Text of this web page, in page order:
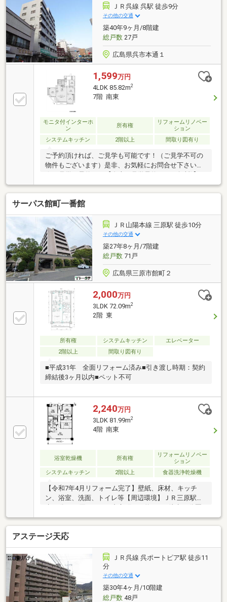
ル装備ゆったり足を伸ばしやすい１４１８サイズの浴
室三面鏡タイプの洗面化粧台には収納箇所あり室内は
段差の少ないフラット設計～周辺施設～呉中央額まで
徒歩７分（５５０ｍ）呉共済病院まで徒歩２分（１６
０ｍ）
ＪＲ呉線 呉駅 徒歩9分
その他の交通
築40年9ヶ月/8階建
総戸数27戸
広島県呉市本通１
1,599万円
4LDK 85.82m2
7階 南東
モニタ付インターホ
ン
所有権
リフォームリノベー
ション
システムキッチン
2階以上 間取り図有り
ご予約頂ければ、ご見学も可能です！（ご見学不可の
物件もございます）是非、お気軽にお問合せ下さい！
クリック！トータテ住宅販売（株）東営業所まで！！
0120-412-730広島県内に５店舗！地域密着型のトータ
テ！【取扱物件７０８７件 その内未公開物件３０９
４件ご用意しています】トータテのホームページもぜ
ひご覧ください！!https://jyuhan.totate.co.jp/
サーパス館町一番館
ＪＲ山陽本線 三原駅 徒歩10分
その他の交通
築27年8ヶ月/7階建
総戸数71戸
広島県三原市館町２
2,000万円
3LDK 72.09m2
2階 東
所有権 システムキッチン
エレベーター
2階以上
間取り図有り
■平成31年 全面リフォーム済み■引き渡し時期：契約
締結後3ヶ月以内■ペット不可
2,240万円
3LDK 81.99m2
4階 南東
浴室乾燥機 所有権
リフォームリノベー
ション
システムキッチン
2階以上 食器洗浄乾燥機
【令和7年4月リフォーム完了】壁紙、床材、キッチ
ン、浴室、洗面、トイレ等【周辺環境】ＪＲ三原駅徒
内に大型スーパーやドラッグストアもある住みやすい
人気エリア■角部屋 ■瑕疵保険（国交省指定）保証
付 ■食器洗浄乾燥機 ＩＨクッキングヒーター 浴
室乾燥機 オートバス 追焚機能 シャワー付洗面
化粧台 温水洗浄便座
アステージ天応
ＪＲ呉線 呉ポートピア駅 徒歩11
分
その他の交通
築30年4ヶ月/10階建
総戸数48戸